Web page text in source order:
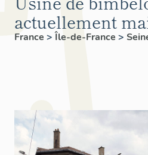
actuellement
France > Île-de-France >